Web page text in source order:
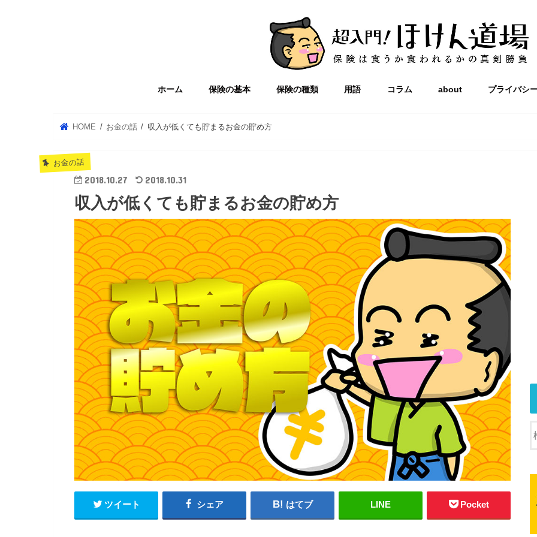
ホーム 保険の基本 保険の種類 用語 コラム about プライバシ
HOME お金の話 収入が低くても貯まるお金の貯め方
お金の話
2018.10.27 2018.10.31
収入が低くても貯まるお金の貯め方
ツイート シェア はてブ LINE Pocket